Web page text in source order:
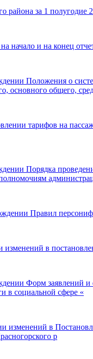
района за 1 полугодие
начало и на конец
Положения о
основного общего,
тарифов на
Порядка
Правил
в
Форм заявлений
в социальной сфере «
в
р